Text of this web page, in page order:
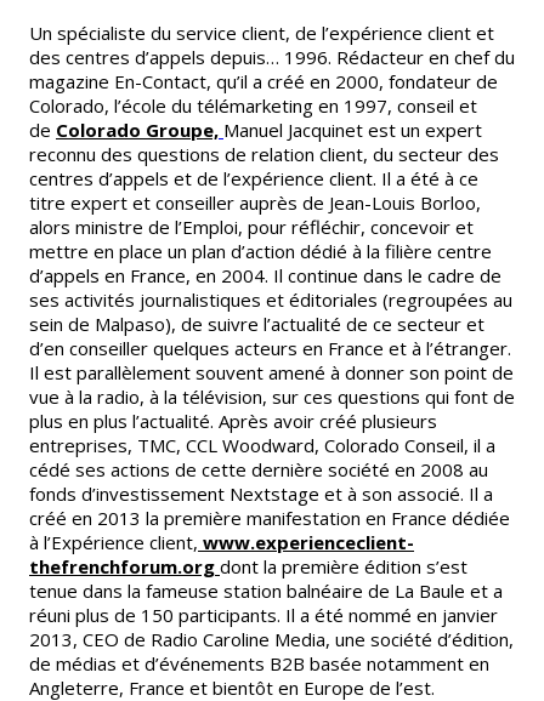
Un spécialiste du service client, de l’expérience client et
des centres d’appels depuis… 1996. Rédacteur en chef du
magazine En-Contact, qu’il a créé en 2000, fondateur de
Colorado, l’école du télémarketing en 1997, conseil et
de Colorado Groupe, Manuel Jacquinet est un expert
reconnu des questions de relation client, du secteur des
centres d’appels et de l’expérience client. Il a été à ce
titre expert et conseiller auprès de Jean-Louis Borloo,
alors ministre de l’Emploi, pour réfléchir, concevoir et
mettre en place un plan d’action dédié à la filière centre
d’appels en France, en 2004. Il continue dans le cadre de
ses activités journalistiques et éditoriales (regroupées au
sein de Malpaso), de suivre l’actualité de ce secteur et
d’en conseiller quelques acteurs en France et à l’étranger.
Il est parallèlement souvent amené à donner son point de
vue à la radio, à la télévision, sur ces questions qui font de
plus en plus l’actualité. Après avoir créé plusieurs
entreprises, TMC, CCL Woodward, Colorado Conseil, il a
cédé ses actions de cette dernière société en 2008 au
fonds d’investissement Nextstage et à son associé. Il a
créé en 2013 la première manifestation en France dédiée
à l’Expérience client, www.experienceclient-
thefrenchforum.org dont la première édition s’est
tenue dans la fameuse station balnéaire de La Baule et a
réuni plus de 150 participants. Il a été nommé en janvier
2013, CEO de Radio Caroline Media, une société d’édition,
de médias et d’événements B2B basée notamment en
Angleterre, France et bientôt en Europe de l’est.